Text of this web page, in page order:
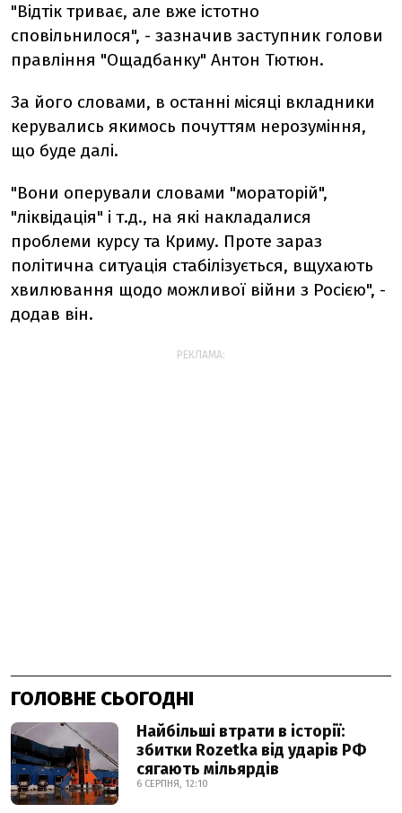
"Відтік триває, але вже істотно
сповільнилося", - зазначив заступник голови
правління "Ощадбанку" Антон Тютюн.
За його словами, в останні місяці вкладники
керувались якимось почуттям нерозуміння,
що буде далі.
"Вони оперували словами "мораторій",
"ліквідація" і т.д., на які накладалися
проблеми курсу та Криму. Проте зараз
політична ситуація стабілізується, вщухають
хвилювання щодо можливої війни з Росією", -
додав він.
РЕКЛАМА:
ГОЛОВНЕ СЬОГОДНІ
Найбільші втрати в історії:
збитки Rozetka від ударів РФ
сягають мільярдів
6 СЕРПНЯ, 12:10